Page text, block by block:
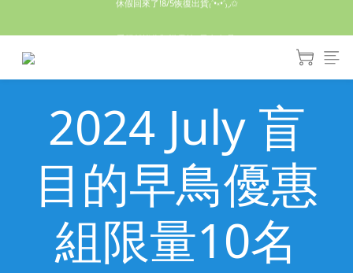
手機殼皆為預購需等7天左右喔!
休假回來了!8/5恢復出貨₍˄•༝•˄₎◞✩
2024 July 盲
目的早鳥優惠
組限量10名